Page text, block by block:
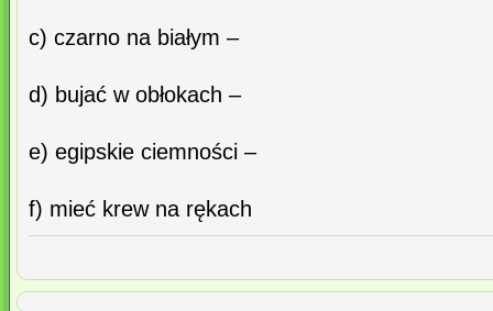
c) czarno na białym –
d) bujać w obłokach –
e) egipskie ciemności –
f) mieć krew na rękach